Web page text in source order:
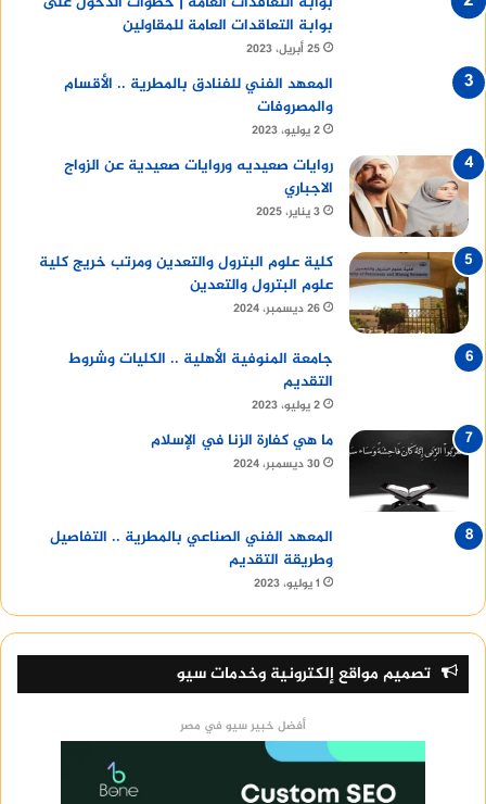
بوابة التعاقدات العامة للمقاولين
25 أبريل، 2023
المعهد الفني للفنادق بالمطرية .. الأقسام
والمصروفات
2 يوليو، 2023
روايات صعيديه وروايات صعيدية عن الزواج
الاجباري
3 يناير، 2025
كلية علوم البترول والتعدين ومرتب خريج كلية
علوم البترول والتعدين
26 ديسمبر، 2024
جامعة المنوفية الأهلية .. الكليات وشروط
التقديم
2 يوليو، 2023
ما هي كفارة الزنا في الإسلام
30 ديسمبر، 2024
المعهد الفني الصناعي بالمطرية .. التفاصيل
وطريقة التقديم
1 يوليو، 2023
تصميم مواقع إلكترونية وخدمات سيو
أفضل خبير سيو في مصر